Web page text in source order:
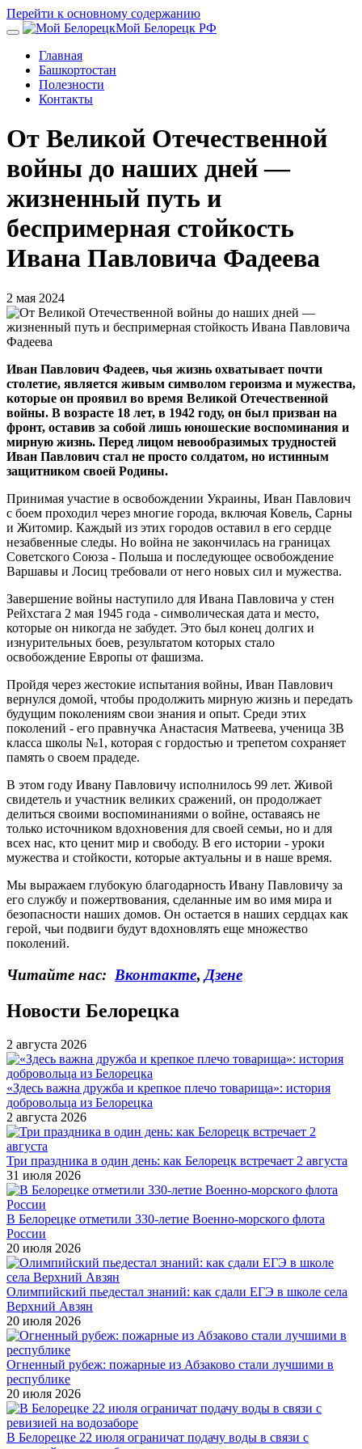
Перейти к основному содержанию
Мой Белорецк РФ
Главная
Башкортостан
Полезности
Контакты
От Великой Отечественной
войны до наших дней —
жизненный путь и
беспримерная стойкость
Ивана Павловича Фадеева
2 мая 2024
Иван Павлович Фадеев, чья жизнь охватывает почти
столетие, является живым символом героизма и мужества,
которые он проявил во время Великой Отечественной
войны. В возрасте 18 лет, в 1942 году, он был призван на
фронт, оставив за собой лишь юношеские воспоминания и
мирную жизнь. Перед лицом невообразимых трудностей
Иван Павлович стал не просто солдатом, но истинным
защитником своей Родины.
Принимая участие в освобождении Украины, Иван Павлович
с боем проходил через многие города, включая Ковель, Сарны
и Житомир. Каждый из этих городов оставил в его сердце
незабвенные следы. Но война не закончилась на границах
Советского Союза - Польша и последующее освобождение
Варшавы и Лосиц требовали от него новых сил и мужества.
Завершение войны наступило для Ивана Павловича у стен
Рейхстага 2 мая 1945 года - символическая дата и место,
которые он никогда не забудет. Это был конец долгих и
изнурительных боев, результатом которых стало
освобождение Европы от фашизма.
Пройдя через жестокие испытания войны, Иван Павлович
вернулся домой, чтобы продолжить мирную жизнь и передать
будущим поколениям свои знания и опыт. Среди этих
поколений - его правнучка Анастасия Матвеева, ученица 3В
класса школы №1, которая с гордостью и трепетом сохраняет
память о своем прадеде.
В этом году Ивану Павловичу исполнилось 99 лет. Живой
свидетель и участник великих сражений, он продолжает
делиться своими воспоминаниями о войне, оставаясь не
только источником вдохновения для своей семьи, но и для
всех нас, кто ценит мир и свободу. В его истории - уроки
мужества и стойкости, которые актуальны и в наше время.
Мы выражаем глубокую благодарность Ивану Павловичу за
его службу и пожертвования, сделанные им во имя мира и
безопасности наших домов. Он остается в наших сердцах как
герой, чьи подвиги будут вдохновлять еще множество
поколений.
Читайте нас: Вконтакте, Дзене
Новости Белорецка
2 августа 2026
«Здесь важна дружба и крепкое плечо товарища»: история
добровольца из Белорецка
2 августа 2026
Три праздника в один день: как Белорецк встречает 2 августа
31 июля 2026
В Белорецке отметили 330-летие Военно-морского флота
России
20 июля 2026
Олимпийский пьедестал знаний: как сдали ЕГЭ в школе села
Верхний Авзян
20 июля 2026
Огненный рубеж: пожарные из Абзаково стали лучшими в
республике
20 июля 2026
В Белорецке 22 июля ограничат подачу воды в связи с